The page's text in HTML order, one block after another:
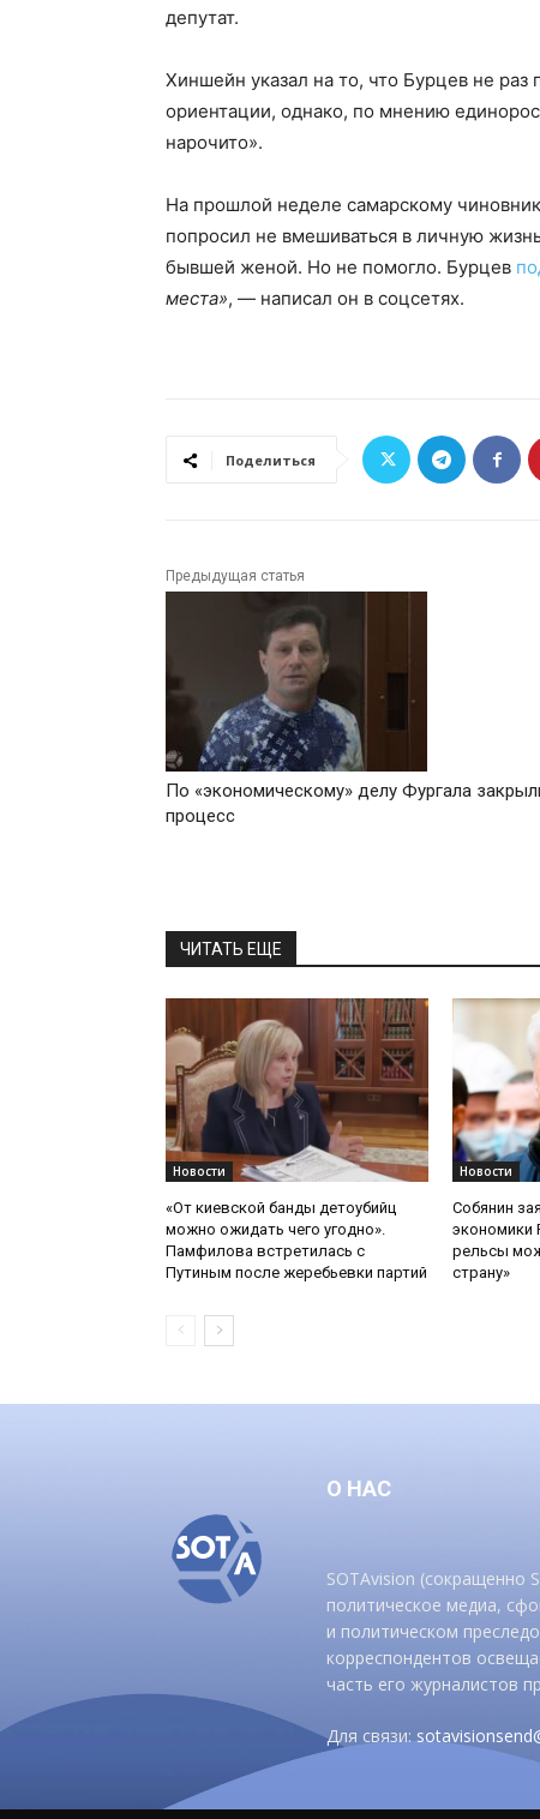
депутат.
Хиншейн указал на то, что Бурцев не раз
ориентации, однако, по мнению
нарочито».
На прошлой неделе самарскому
попросил не вмешиваться в личную
бывшей женой. Но не помогло. Бурцев
места», — написал он в соцсетях.
Поделиться
Предыдущая статья
По «экономическому» делу Фургала
процесс
ЧИТАТЬ ЕЩЕ
Новости
«От киевской банды детоубийц
можно ожидать чего угодно».
Памфилова встретилась с
Путиным после жеребьевки партий
Новости
Собянин
экономики
рельсы
страну»
О НАС
SOTAvision (сокращенно
политическое медиа,
и политическом
корреспондентов
часть его журналистов
Для связи: